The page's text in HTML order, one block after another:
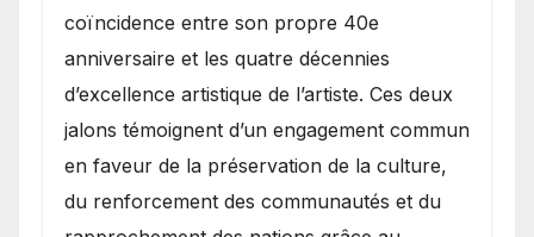
coïncidence entre son propre 40e
anniversaire et les quatre décennies
d’excellence artistique de l’artiste. Ces deux
jalons témoignent d’un engagement commun
en faveur de la préservation de la culture,
du renforcement des communautés et du